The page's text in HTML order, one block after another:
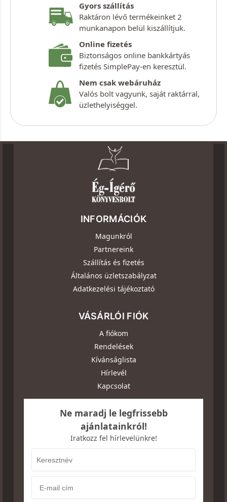
Gyors szállítás
Raktáron lévő termékeinket 2
munkanapon belül kiszállítjuk.
Online fizetés
Biztonságos online bankkártyás
fizetés SimplePay-en keresztül.
Nem csak webáruház
Valós bolt vagyunk, saját raktárral,
üzlethelyiséggel.
INFORMÁCIÓK
Magunkról
Partnereink
Szállítás és fizetés
Általános üzletszabályzat
Adatkezelési tájékoztató
VÁSÁRLÓI FIÓK
A fiókom
Rendelések
Kívánságlista
Hírlevél
Kapcsolat
Ne maradj le legfrissebb
ajánlatainkról!
Iratkozz fel hírlevelünkre!